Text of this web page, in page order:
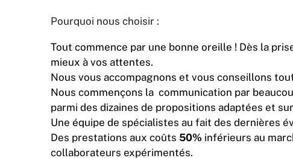
Pourquoi nous choisir :
Tout commence par une bonne oreille ! Dès la
mieux à vos attentes.
Nous vous accompagnons et vous conseillons
Nous commençons la communication par
parmi des dizaines de propositions adaptées et
Une équipe de spécialistes au fait des dernières
Des prestations aux coûts 50% inférieurs au
collaborateurs expérimentés.